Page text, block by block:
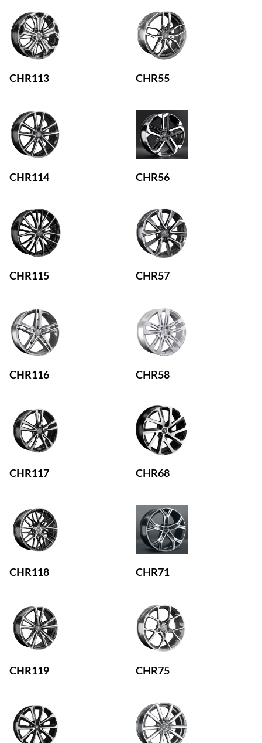
CHR113
CHR114
CHR115
CHR116
CHR117
CHR118
CHR119
CHR55
CHR56
CHR57
CHR58
CHR68
CHR71
CHR75